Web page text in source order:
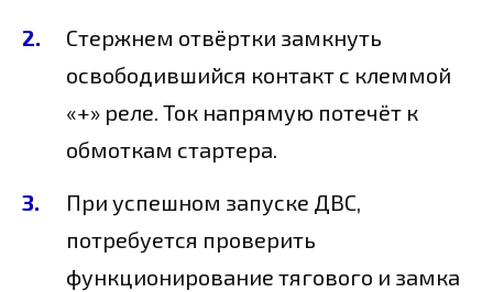
Стержнем отвёртки замкнуть
освободившийся контакт с клеммой
«+» реле. Ток напрямую потечёт к
обмоткам стартера.
При успешном запуске ДВС,
потребуется проверить
функционирование тягового и замка